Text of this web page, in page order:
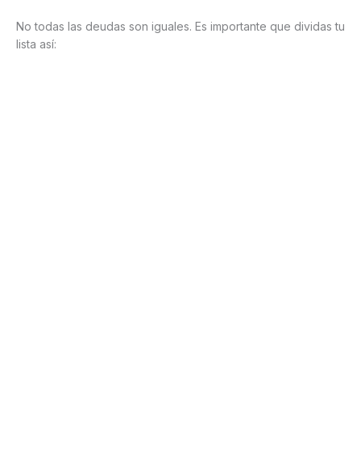
No todas las deudas son iguales. Es importante que dividas tu
lista así: